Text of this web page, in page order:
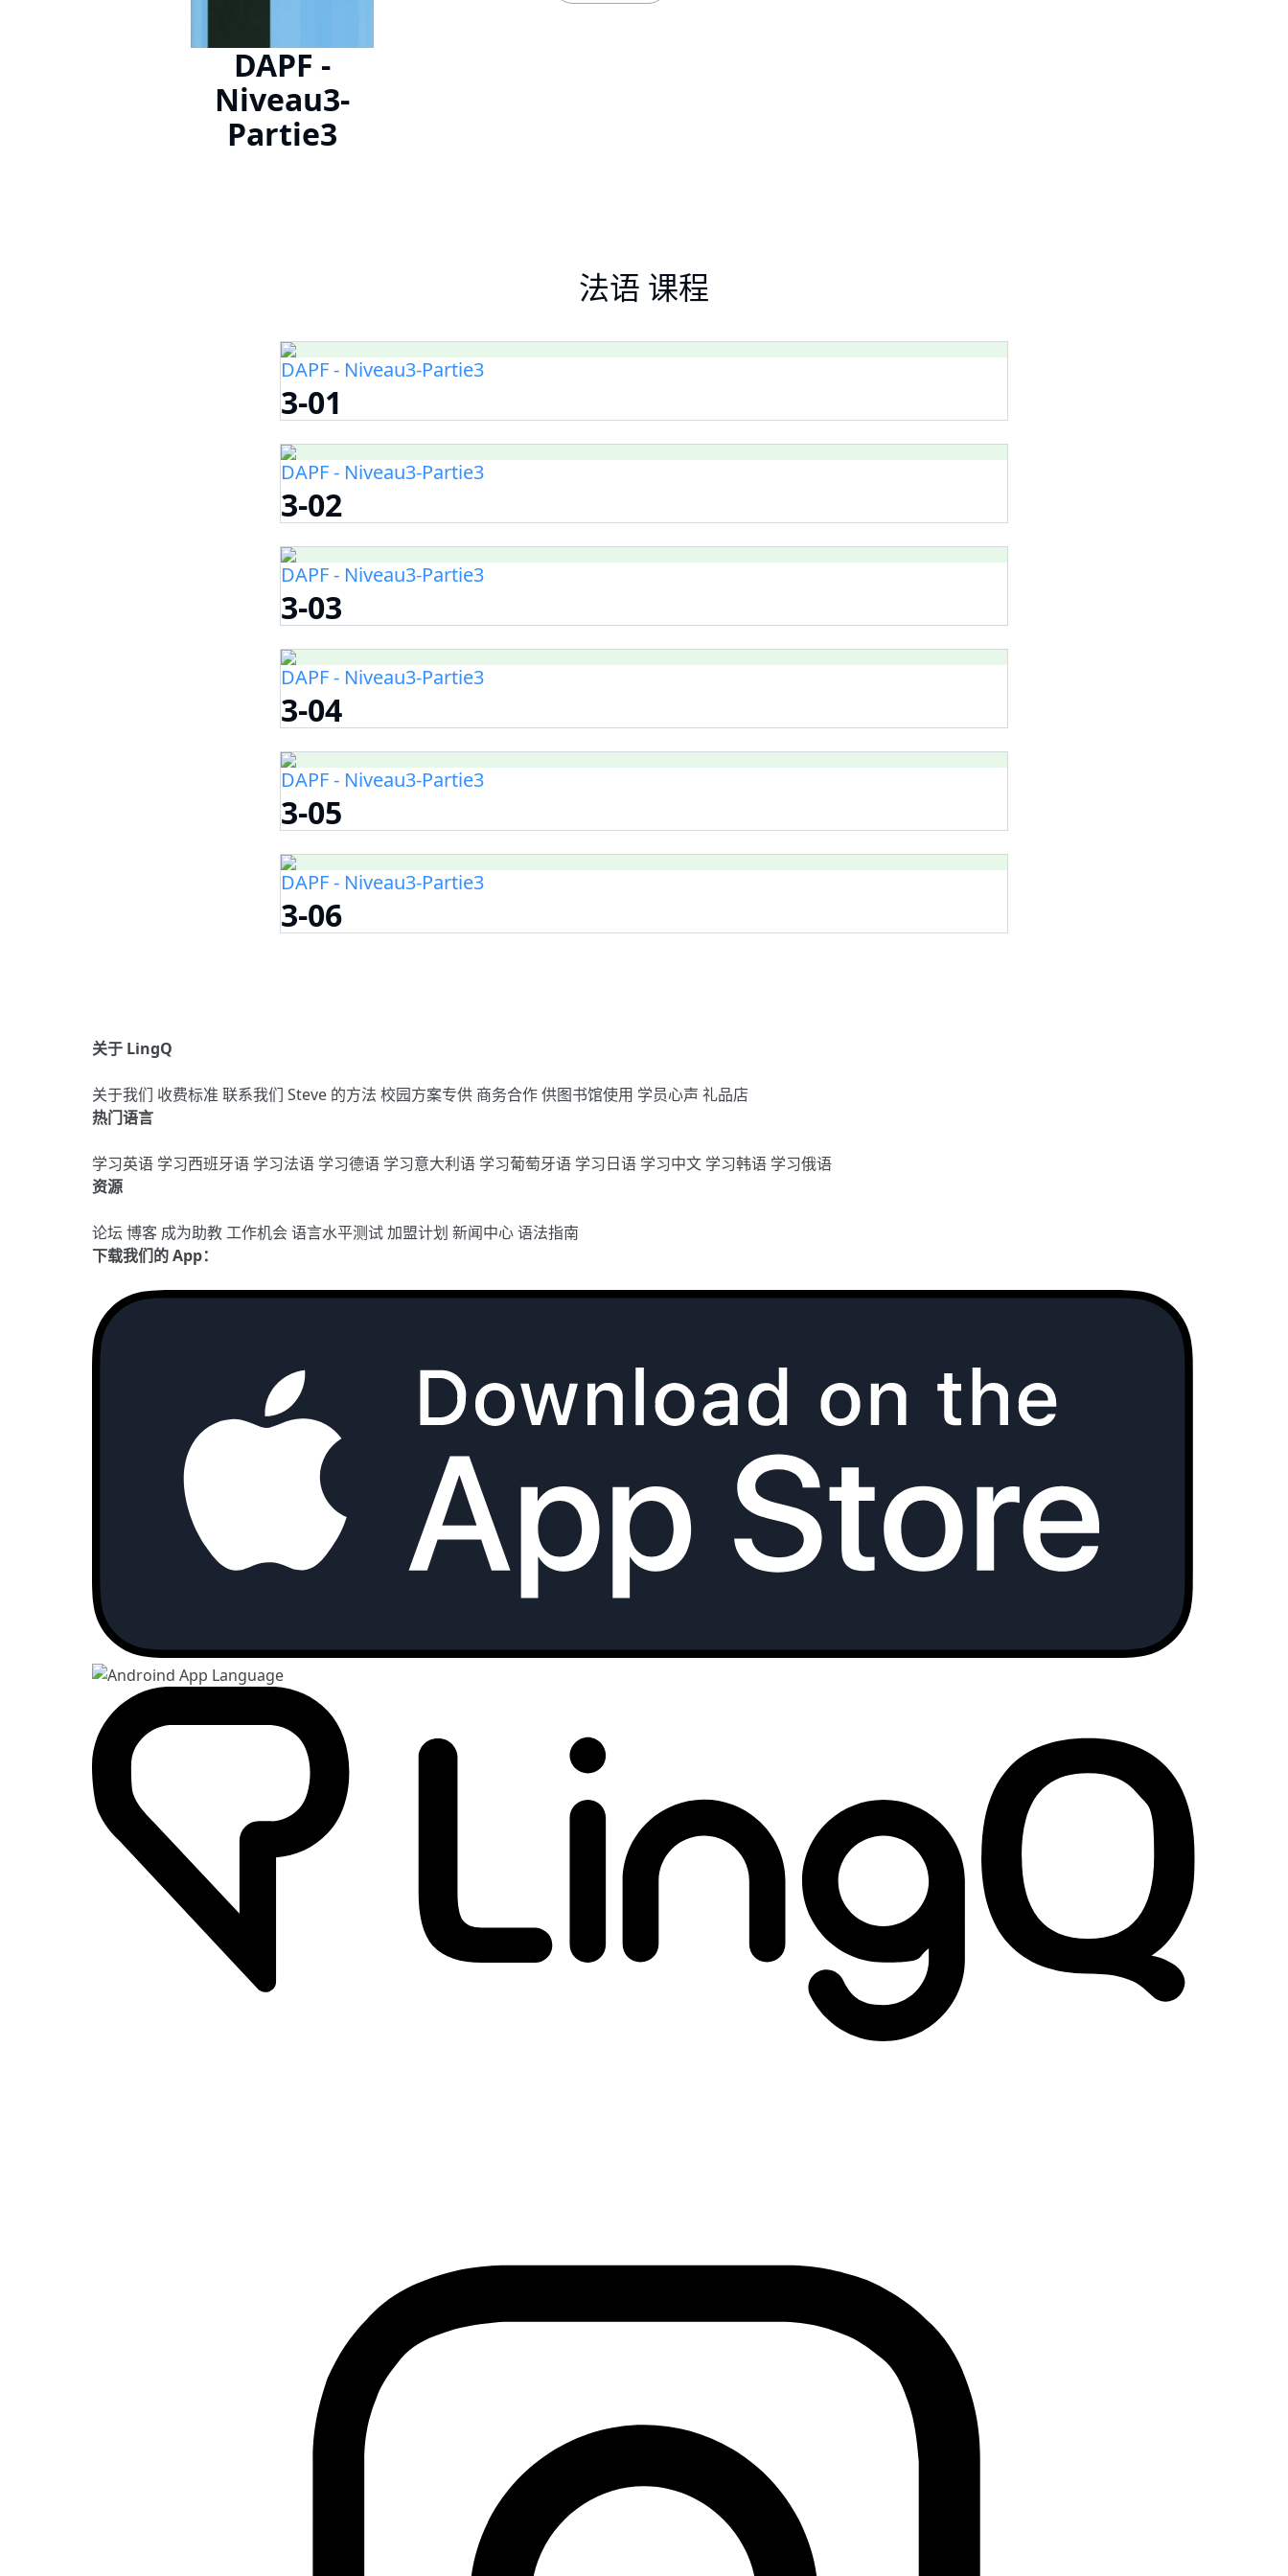
DAPF -
Niveau3-
Partie3
法语 课程
DAPF - Niveau3-Partie3
3-01
DAPF - Niveau3-Partie3
3-02
DAPF - Niveau3-Partie3
3-03
DAPF - Niveau3-Partie3
3-04
DAPF - Niveau3-Partie3
3-05
DAPF - Niveau3-Partie3
3-06
关于 LingQ
关于我们 收费标准 联系我们 Steve 的方法 校园方案专供 商务合作供图书馆使用 学员心声 礼品店
热门语言
学习英语 学习西班牙语 学习法语 学习德语 学习意大利语 学习葡萄牙语 学习日语 学习中文 学习韩语 学习俄语
资源
论坛 博客 成为助教工作机会语言水平测试加盟计划 新闻中心语法指南
下载我们的 App：